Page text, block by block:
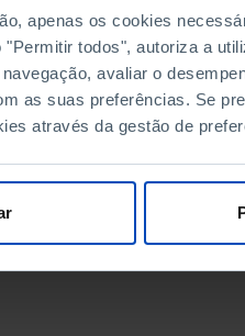
apenas os cookies
todos", autoriza a
avaliar o
as suas preferências. Se
através da gestão de
DATA DE FIM